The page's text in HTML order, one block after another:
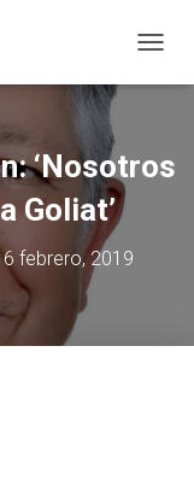
‘Nosotros
Goliat’
febrero, 2019